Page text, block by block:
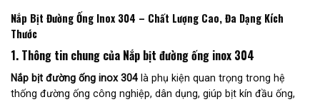
Nắp Bịt Đường Ống Inox 304 – Chất Lượng Cao, Đa Dạng Kích
Thước
1. Thông tin chung của Nắp bịt đường ống inox 304
Nắp bịt đường ống inox 304 là phụ kiện quan trọng trong hệ
thống đường ống công nghiệp, dân dụng, giúp bịt kín đầu ống,